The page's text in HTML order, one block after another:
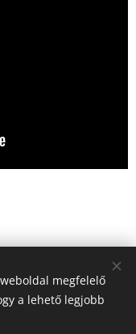
megfelelő
a lehető legjobb